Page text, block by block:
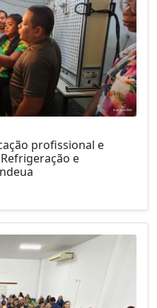
profissional e
e